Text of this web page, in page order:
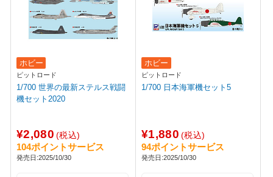
ホビー
ピットロード
1/700 世界の最新ステルス戦闘
機セット2020
¥2,080 (税込)
104ポイントサービス
発売日:2025/10/30
ホビー
ピットロード
1/700 日本海軍機セット5
¥1,880 (税込)
94ポイントサービス
発売日:2025/10/30